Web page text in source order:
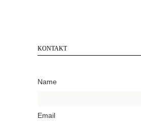
KONTAKT
Name
Email